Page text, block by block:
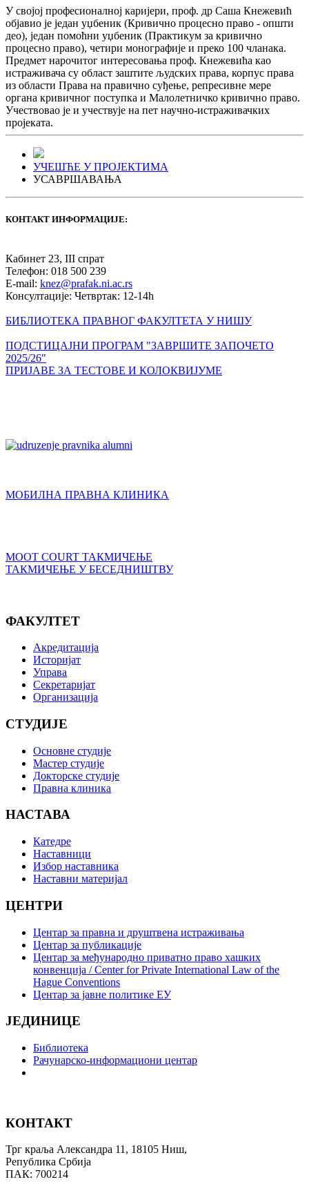
У својој професионалној каријери, проф. др Саша Кнежевић
објавио је један уџбеник (Кривично процесно право - општи
део), један помоћни уџбеник (Практикум за кривично
процесно право), четири монографије и преко 100 чланака.
Предмет нарочитог интересовања проф. Кнежевића као
истраживача су област заштите људских права, корпус права
из области Права на правично суђење, репресивне мере
органа кривичног поступка и Малолетничко кривично право.
Учествовао је и учествује на пет научно-истраживачких
пројеката.
УЧЕШЋЕ У ПРОЈЕКТИМА
УСАВРШАВАЊА
КОНТАКТ ИНФОРМАЦИЈЕ:
Кабинет 23, III спрат
Телефон: 018 500 239
E-mail: knez@prafak.ni.ac.rs
Консултације: Четвртак: 12-14h
БИБЛИОТЕКА ПРАВНОГ ФАКУЛТЕТА У НИШУ
ПОДСТИЦАЈНИ ПРОГРАМ "ЗАВРШИТЕ ЗАПОЧЕТО
2025/26"
ПРИЈАВЕ ЗА ТЕСТОВЕ И КОЛОКВИЈУМЕ
МОБИЛНА ПРАВНА КЛИНИКА
MOOT COURT ТАКМИЧЕЊЕ
ТАКМИЧЕЊЕ У БЕСЕДНИШТВУ
ФАКУЛТЕТ
Акредитација
Историјат
Управа
Секретаријат
Организација
СТУДИЈЕ
Основне студије
Мастер студије
Докторске студије
Правна клиника
НАСТАВА
Катедре
Наставници
Избор наставника
Наставни материјал
ЦЕНТРИ
Центар за правна и друштвена истраживања
Центар за публикације
Центар за међународно приватно право хашких
конвенција / Center for Private International Law of the
Hague Conventions
Центар за јавне политике ЕУ
ЈЕДИНИЦЕ
Библиотека
Рачунарско-информациони центар
КОНТАКТ
Трг краља Александра 11, 18105 Ниш,
Република Србија
ПАК: 700214